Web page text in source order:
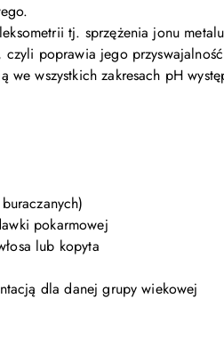
tj. sprzężenia jonu
czyli poprawia jego
we wszystkich zakresach pH
pokarmowej
lub kopyta
dla danej grupy wiekowej